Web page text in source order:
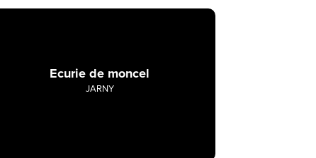
Ecurie de moncel
JARNY